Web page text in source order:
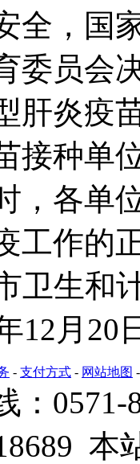
全，国
委员会
肝炎疫
接种单
，各单
工作的
卫生和
12月20
- 支付方式 - 网站地图 -
：0571-
本